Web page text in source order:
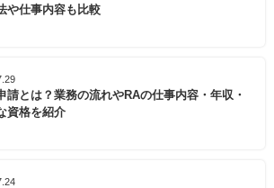
や仕事内容も比較
請とは？業務の流れやRAの仕事内容・年収・
資格を紹介